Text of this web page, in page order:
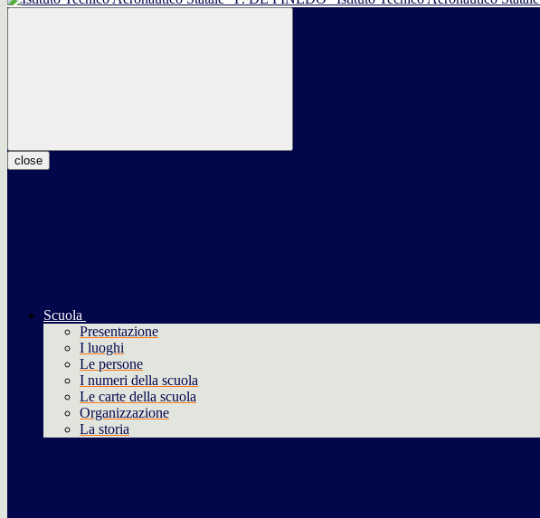
close
Scuola
Presentazione
I luoghi
Le persone
I numeri della scuola
Le carte della scuola
Organizzazione
La storia